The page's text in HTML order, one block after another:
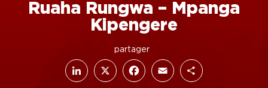
Ruaha Rungwa – Mpanga
Kipengere